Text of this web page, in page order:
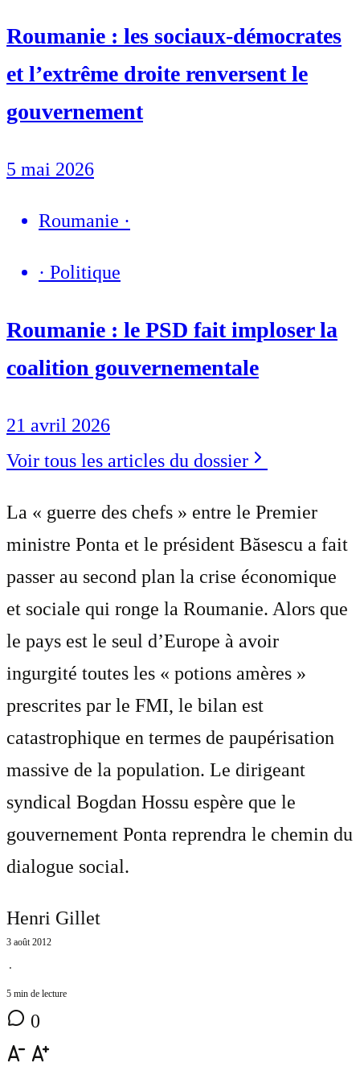
Roumanie : les sociaux-démocrates
et l’extrême droite renversent le
gouvernement
5 mai 2026
Roumanie ·
· Politique
Roumanie : le PSD fait imploser la
coalition gouvernementale
21 avril 2026
Voir tous les articles du dossier
La « guerre des chefs » entre le Premier
ministre Ponta et le président Băsescu a fait
passer au second plan la crise économique
et sociale qui ronge la Roumanie. Alors que
le pays est le seul d’Europe à avoir
ingurgité toutes les « potions amères »
prescrites par le FMI, le bilan est
catastrophique en termes de paupérisation
massive de la population. Le dirigeant
syndical Bogdan Hossu espère que le
gouvernement Ponta reprendra le chemin du
dialogue social.
Henri Gillet
3 août 2012
⋅
5 min de lecture
0